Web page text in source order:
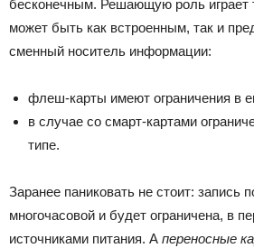
бесконечным. Решающую роль играет
может быть как встроенным, так и
сменный носитель информации:
флеш-карты имеют ограничения в
в случае со смарт-картами
типе.
Заранее паниковать не стоит: запись
многочасовой и будет ограничена, в
источниками питания. А переносные